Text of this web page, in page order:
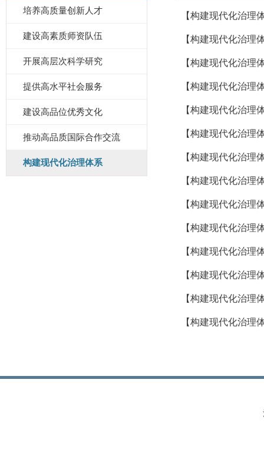
培养高质量创新人才
建设高素质师资队伍
开展高层次科学研究
提供高水平社会服务
建设高品位优秀文化
推动高品质国际合作交流
构建现代化治理体系
【构建现代化治理
【构建现代化治理
【构建现代化治理
【构建现代化治理
【构建现代化治理
【构建现代化治理
【构建现代化治理
【构建现代化治理
【构建现代化治理
【构建现代化治理
【构建现代化治理
【构建现代化治理
【构建现代化治理
【构建现代化治理